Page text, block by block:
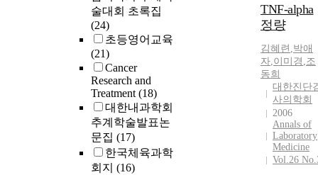
술대회 초록집
(24)
초등영어교육
(21)
Cancer
Research and
Treatment(18)
대한내과학회
추계학술발표논
문집 (17)
한국체육과학
회지 (16)
TNF-alpha
정량
김혜련 ,박애
자,이미경 ,조
동희
대한진단
사의학회
2006
Annals of
Laboratory
Medicine
Vol.26